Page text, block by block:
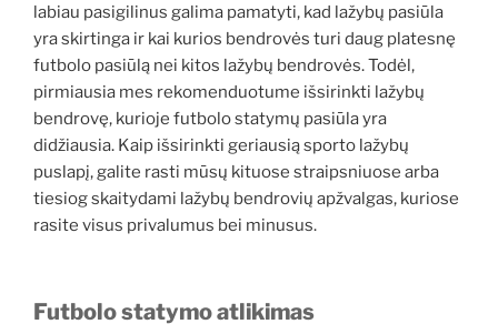
labiau pasigilinus galima pamatyti, kad lažybų pasiūla
yra skirtinga ir kai kurios bendrovės turi daug platesnę
futbolo pasiūlą nei kitos lažybų bendrovės. Todėl,
pirmiausia mes rekomenduotume išsirinkti lažybų
bendrovę, kurioje futbolo statymų pasiūla yra
didžiausia. Kaip išsirinkti geriausią sporto lažybų
puslapį, galite rasti mūsų kituose straipsniuose arba
tiesiog skaitydami lažybų bendrovių apžvalgas, kuriose
rasite visus privalumus bei minusus.
Futbolo statymo atlikimas